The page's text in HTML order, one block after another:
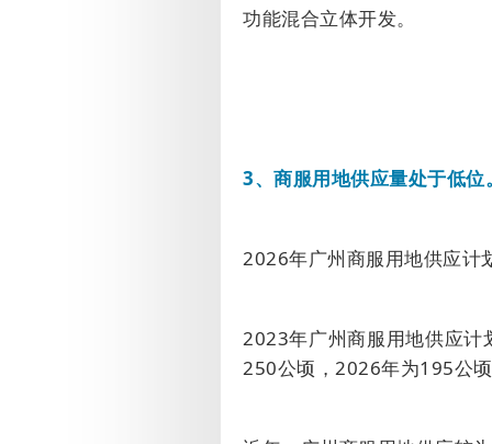
功能混合立体开发。
3、商服用地供应量处于低位
2026年广州商服用地供应计
2023年广州商服用地供应计
250公顷，2026年为195公